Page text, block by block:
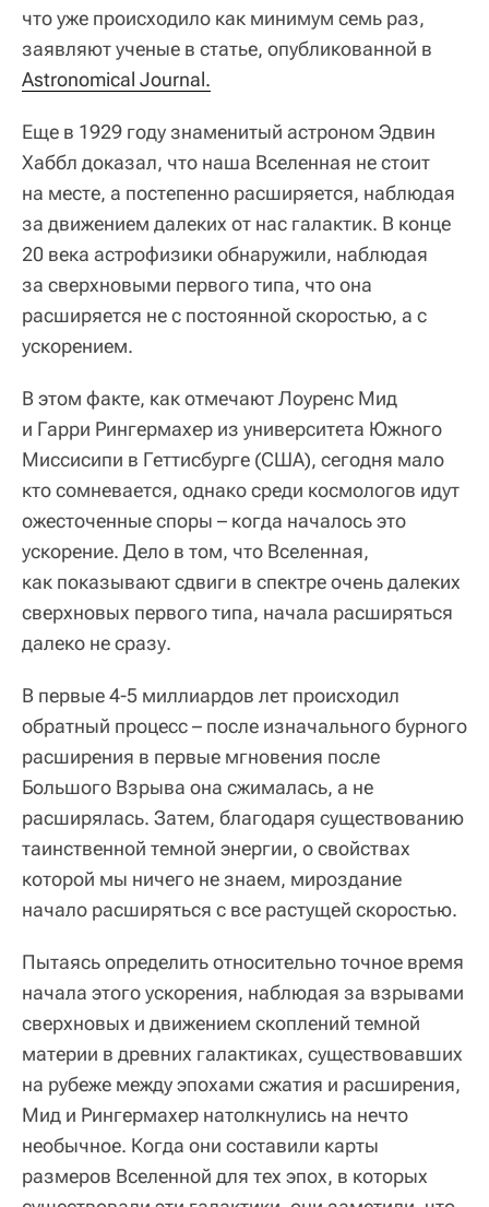
что уже происходило как минимум семь раз,
заявляют ученые в статье, опубликованной в
Astronomical Journal.
Еще в 1929 году знаменитый астроном Эдвин
Хаббл доказал, что наша Вселенная не стоит
на месте, а постепенно расширяется, наблюдая
за движением далеких от нас галактик. В конце
20 века астрофизики обнаружили, наблюдая
за сверхновыми первого типа, что она
расширяется не с постоянной скоростью, а с
ускорением.
В этом факте, как отмечают Лоуренс Мид
и Гарри Рингермахер из университета Южного
Миссисипи в Геттисбурге (США), сегодня мало
кто сомневается, однако среди космологов идут
ожесточенные споры – когда началось это
ускорение. Дело в том, что Вселенная,
как показывают сдвиги в спектре очень далеких
сверхновых первого типа, начала расширяться
далеко не сразу.
В первые 4-5 миллиардов лет происходил
обратный процесс – после изначального бурного
расширения в первые мгновения после
Большого Взрыва она сжималась, а не
расширялась. Затем, благодаря существованию
таинственной темной энергии, о свойствах
которой мы ничего не знаем, мироздание
начало расширяться с все растущей скоростью.
Пытаясь определить относительно точное время
начала этого ускорения, наблюдая за взрывами
сверхновых и движением скоплений темной
материи в древних галактиках, существовавших
на рубеже между эпохами сжатия и расширения,
Мид и Рингермахер натолкнулись на нечто
необычное. Когда они составили карты
размеров Вселенной для тех эпох, в которых